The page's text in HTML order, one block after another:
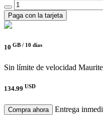
Paga con la tarjeta
10 GB / 10 días
Sin límite de velocidad
134.99 USD
Compra ahora
Entrega